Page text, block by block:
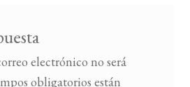
electrónico no será
obligatorios están